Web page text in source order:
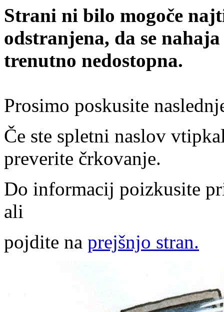
Strani ni bilo mogoče
odstranjena, da se
trenutno nedostopna.
Prosimo poskusite
Če ste spletni naslov
preverite črkovanje.
Do informacij poizkusite
ali
pojdite na prejšnjo stran.